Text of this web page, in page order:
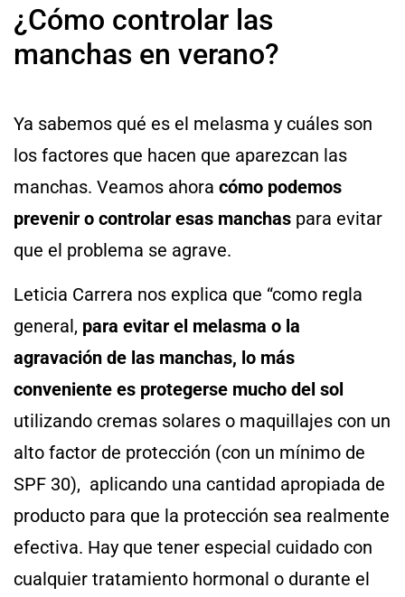
¿Cómo controlar las
manchas en verano?
Ya sabemos qué es el melasma y cuáles son
los factores que hacen que aparezcan las
manchas. Veamos ahora cómo podemos
prevenir o controlar esas manchas para evitar
que el problema se agrave.
Leticia Carrera nos explica que “como regla
general, para evitar el melasma o la
agravación de las manchas, lo más
conveniente es protegerse mucho del sol
utilizando cremas solares o maquillajes con un
alto factor de protección (con un mínimo de
SPF 30), aplicando una cantidad apropiada de
producto para que la protección sea realmente
efectiva. Hay que tener especial cuidado con
cualquier tratamiento hormonal o durante el